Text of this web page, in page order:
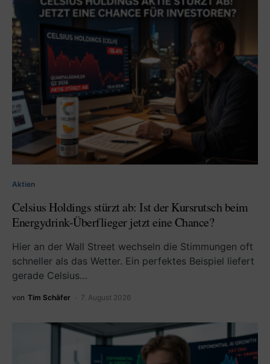
Aktien
Celsius Holdings stürzt ab: Ist der Kursrutsch beim
Energydrink-Überflieger jetzt eine Chance?
Hier an der Wall Street wechseln die Stimmungen oft
schneller als das Wetter. Ein perfektes Beispiel liefert
gerade Celsius…
von Tim Schäfer 7. August 2026